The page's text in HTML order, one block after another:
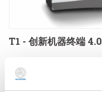
T1 - 创新机器终端 4.0